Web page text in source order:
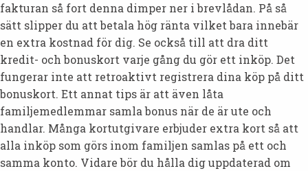
fakturan så fort denna dimper ner i brevlådan. På så
sätt slipper du att betala hög ränta vilket bara innebär
en extra kostnad för dig. Se också till att dra ditt
kredit- och bonuskort varje gång du gör ett inköp. Det
fungerar inte att retroaktivt registrera dina köp på ditt
bonuskort. Ett annat tips är att även låta
familjemedlemmar samla bonus när de är ute och
handlar. Många kortutgivare erbjuder extra kort så att
alla inköp som görs inom familjen samlas på ett och
samma konto. Vidare bör du hålla dig uppdaterad om